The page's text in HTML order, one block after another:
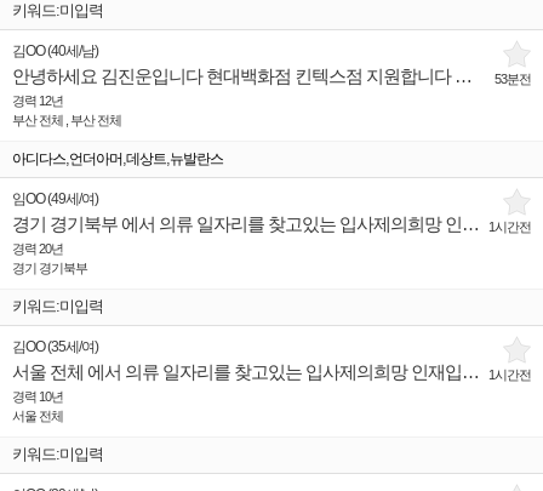
키워드:미입력
53분전
김OO(40세 /남)
안녕하세요 김진운입니다 현대백화점 킨텍스점 지원합니다 잘부탁드리겠습니다!
경력 12년
부산 전체 , 부산 전체
아디다스,언더아머,데상트,뉴발란스
1시간전
임OO(49세 /여)
경기 경기북부 에서 의류 일자리를 찾고있는 입사제의희망 인재입니다.
경력 20년
경기 경기북부
키워드:미입력
1시간전
김OO(35세 /여)
서울 전체 에서 의류 일자리를 찾고있는 입사제의희망 인재입니다.
경력 10년
서울 전체
키워드:미입력